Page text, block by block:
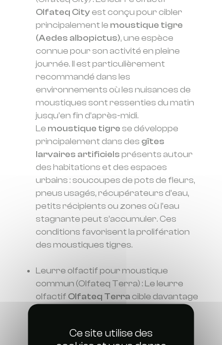
Ce site utilise des
Olfateq Cityest conçu pour cibler
principalement le moustique tigre
(Aedes albopictus), une espèce
connue pour son activité en pleine
journée. Il est particulièrement
recommandé dans les
environnements où les nuisances de
moustiques sont ressenties du matin
jusqu’en fin d’après-midi.
Le moustique tigre se développe
principalement dans des gîtes
larvaires artificielsprésents autour
des habitations et des espaces
urbains : soucoupes de pots de fleurs,
pneus usagés, récupérateurs d’eau,
petits récipients ou zones où l’eau
stagnante peut s’accumuler. Ces
conditions favorisent la prolifération
des moustiques tigres.
Leurre olfactif pour moustique
commun (Olfateq Terra) : Le leurre
olfactif Olfateq Terra cible davantage
plus active en début de matinée et en